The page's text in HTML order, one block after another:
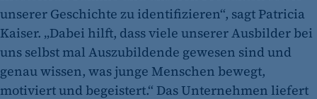
unserer Geschichte zu identifizieren“, sagt Patricia
Kaiser. „Dabei hilft, dass viele unserer Ausbilder bei
uns selbst mal Auszubildende gewesen sind und
genau wissen, was junge Menschen bewegt,
motiviert und begeistert.“ Das Unternehmen liefert